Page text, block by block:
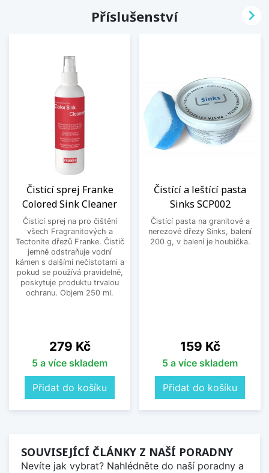
Příslušenství
Čisticí sprej Franke
Colored Sink Cleaner
Čisticí sprej na pro čištění
všech Fragranitových a
Tectonite dřezů Franke. Čistič
jemně odstraňuje vodní
kámen s dalšími nečistotami a
pokud se používá pravidelně,
poskytuje produktu trvalou
ochranu. Objem 250 ml.
Cena
279 Kč
5 a více skladem
Přidat do košíku
Čistící a leštící pasta
Sinks SCP002
Čistící pasta na granitové a
nerezové dřezy Sinks, balení
200 g, v balení je houbička.
Cena
159 Kč
5 a více skladem
Přidat do košíku

SOUVISEJÍCÍ ČLÁNKY Z NAŠÍ PORADNY
Nevíte jak vybrat? Nahlédněte do naší poradny a